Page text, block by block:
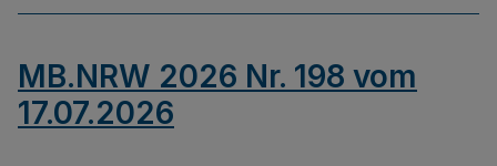
MB.NRW 2026 Nr. 198 vom
17.07.2026